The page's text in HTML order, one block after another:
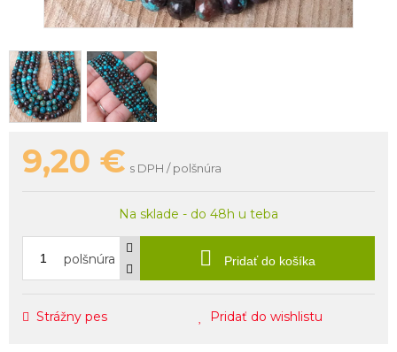
9,20 € s DPH / polšnúra
Na sklade - do 48h u teba
polšnúra Pridať do košíka
Strážny pes Pridať do wishlistu